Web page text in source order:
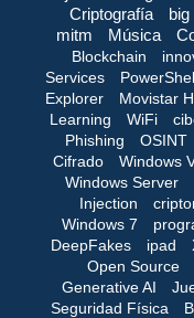
Criptografía
big
mitm
Música
Blockchain
Services
Explorer
Movistar
Learning
WiFi
Phishing
OSINT
Cifrado
Windows
Windows Server
Injection
Windows 7
DeepFakes
ipad
Open Source
Generative AI
Seguridad Física